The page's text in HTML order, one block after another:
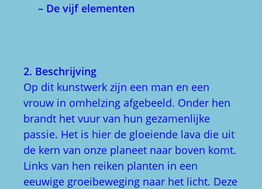
– De vijf elementen
2. Beschrijving
Op dit kunstwerk zijn een man en een
vrouw in omhelzing afgebeeld. Onder hen
brandt het vuur van hun gezamenlijke
passie. Het is hier de gloeiende lava die uit
de kern van onze planeet naar boven komt.
Links van hen reiken planten in een
eeuwige groeibeweging naar het licht. Deze